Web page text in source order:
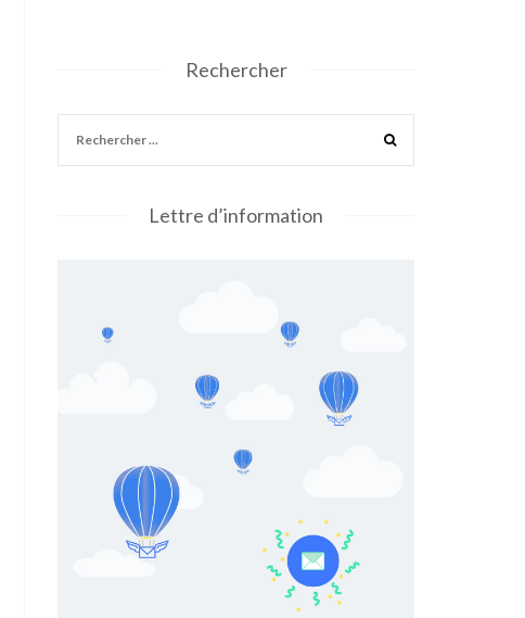
Rechercher
Lettre d’information